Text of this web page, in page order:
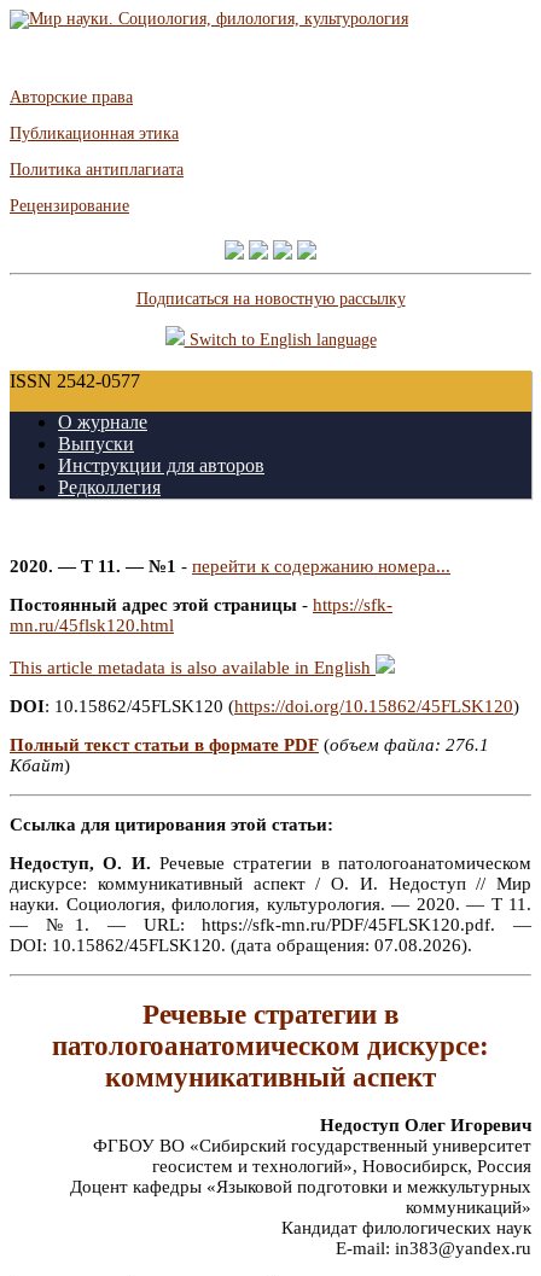
Авторские права
Публикационная этика
Политика антиплагиата
Рецензирование
Подписаться на новостную рассылку
Switch to English language
ISSN 2542-0577
О журнале
Выпуски
Инструкции для авторов
Редколлегия
2020. — Т 11. — №1 - перейти к содержанию номера...
Постоянный адрес этой страницы - https://sfk-
mn.ru/45flsk120.html
This article metadata is also available in English
DOI: 10.15862/45FLSK120 (https://doi.org/10.15862/45FLSK120)
Полный текст статьи в формате PDF (объем файла: 276.1
Кбайт)
Ссылка для цитирования этой статьи:
Недоступ, О. И. Речевые стратегии в патологоанатомическом
дискурсе: коммуникативный аспект / О. И. Недоступ // Мир
науки. Социология, филология, культурология. — 2020. — Т 11.
— №1. — URL: https://sfk-mn.ru/PDF/45FLSK120.pdf. —
DOI: 10.15862/45FLSK120. (дата обращения: 07.08.2026).
Речевые стратегии в
патологоанатомическом дискурсе:
коммуникативный аспект
Недоступ Олег Игоревич
ФГБОУ ВО «Сибирский государственный университет
геосистем и технологий», Новосибирск, Россия
Доцент кафедры «Языковой подготовки и межкультурных
коммуникаций»
Кандидат филологических наук
E-mail: in383@yandex.ru